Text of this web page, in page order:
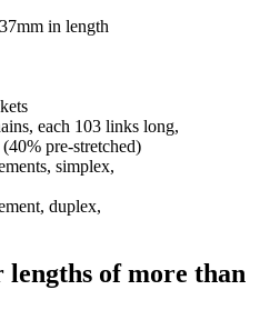
in length
each 103 links long,
pre-stretched)
simplex,
duplex,
of more than